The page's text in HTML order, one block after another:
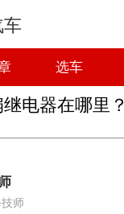
车
选车
电器在哪里？
师